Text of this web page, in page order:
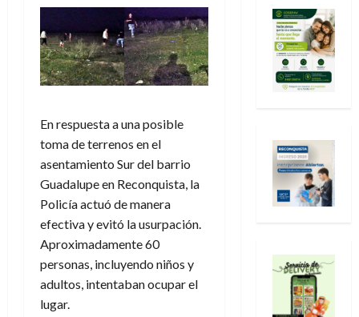
En respuesta a una posible
toma de terrenos en el
asentamiento Sur del barrio
Guadalupe en Reconquista, la
Policía actuó de manera
efectiva y evitó la usurpación.
Aproximadamente 60
personas, incluyendo niños y
adultos, intentaban ocupar el
lugar.